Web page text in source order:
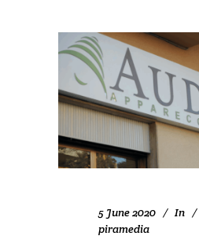
5 June 2020 In
piramedia